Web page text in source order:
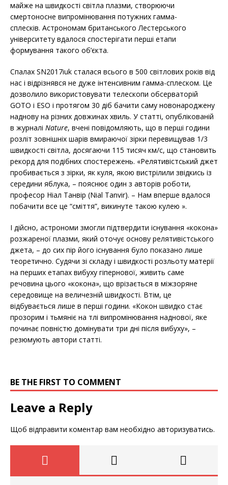
майже на швидкості світла плазми, створюючи
смертоносне випромінювання потужних гамма-
сплесків. Астрономам британського Лестерського
університету вдалося спостерігати перші етапи
формування такого об’єкта.
Спалах SN2017iuk сталася всього в 500 світлових років від
нас і відрізнявся не дуже інтенсивним гамма-сплеском. Це
дозволило використовувати телескопи обсерваторій
GOTO і ESO і протягом 30 діб бачити саму новонароджену
наднову на різних довжинах хвиль. У статті, опублікованій
в журналі Nature, вчені повідомляють, що в перші години
розліт зовнішніх шарів вмираючої зірки перевищував 1/3
швидкості світла, досягаючи 115 тисяч км/с, що становить
рекорд для подібних спостережень. «Релятивістський джет
пробивається з зірки, як куля, якою вистрілили звідкись із
середини яблука, – пояснює один з авторів роботи,
професор Ніал Танвір (Nial Tanvir). – Нам вперше вдалося
побачити все це “сміття”, викинуте такою кулею ».
І дійсно, астрономи змогли підтвердити існування «кокона»
розжареної плазми, який оточує основу релятивістського
джета, – до сих пір його існування було показано лише
теоретично. Судячи зі складу і швидкості розльоту матерії
на перших етапах вибуху гіпернової, живить саме
речовина цього «кокона», що врізається в міжзоряне
середовище на величезній швидкості. Втім, це
відбувається лише в перші години. «Кокон швидко стає
прозорим і тьмяніє на тлі випромінювання наднової, яке
починає повністю домінувати три дні після вибуху», –
резюмують автори статті.
BE THE FIRST TO COMMENT
Leave a Reply
Щоб відправити коментар вам необхідно авторизуватись.